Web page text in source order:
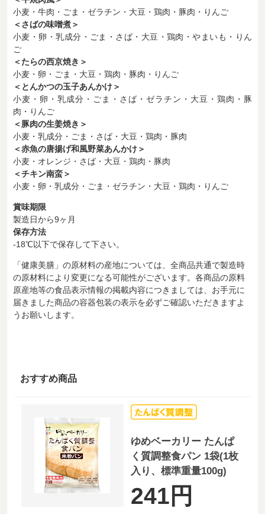
小麦・牛肉・ごま・ゼラチン・大豆・鶏肉・豚肉・りんご
＜さばの味噌煮＞
小麦・卵・乳成分・ごま・さば・大豆・鶏肉・やまいも・りん
ご
＜たらの西京焼き＞
小麦・卵・ごま・大豆・鶏肉・豚肉・りんご
＜とんかつの玉子あんかけ＞
小麦・卵・乳成分・ごま・さば・ゼラチン・大豆・鶏肉・豚
肉・りんご
＜豚肉の生姜焼き＞
小麦・乳成分・ごま・さば・大豆・鶏肉・豚肉
＜赤魚の唐揚げ和風野菜あんかけ＞
小麦・オレンジ・さば・大豆・鶏肉・豚肉
＜チキン南蛮＞
小麦・卵・乳成分・ごま・ゼラチン・大豆・鶏肉・りんご
賞味期限
製造日から9ヶ月
保存方法
-18℃以下で保存して下さい。
「健康美膳」の原材料の産地については、全商品共通で製造時
の原材料により変更になる可能性がございます。各商品の原料
原産地等の食品表示情報の掲載内容につきましては、お手元に
届きました商品の容器包装の表示を必ずご確認いただきますよ
うお願いします。
おすすめ商品
ゆめベーカリー たんぱ
く質調整食パン 1袋(1枚
入り、標準重量100g)
241円